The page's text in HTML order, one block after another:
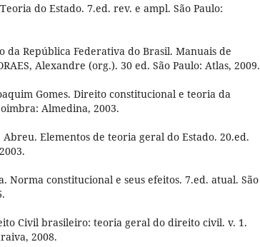
do Estado. 7.ed. rev. e ampl. São Paulo:
da República Federativa do Brasil. Manuais de
Alexandre (org.). 30 ed. São Paulo: Atlas, 2009.
Gomes. Direito constitucional e teoria da
Almedina, 2003.
Abreu. Elementos de teoria geral do Estado. 20.ed.
Norma constitucional e seus efeitos. 7.ed. atual. São
Civil brasileiro: teoria geral do direito civil. v. 1.
2008.